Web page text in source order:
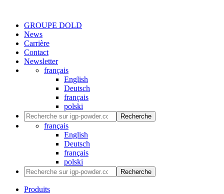
GROUPE DOLD
News
Carrière
Contact
Newsletter
français
English
Deutsch
français
polski
Recherche
français
English
Deutsch
français
polski
Recherche
Produits